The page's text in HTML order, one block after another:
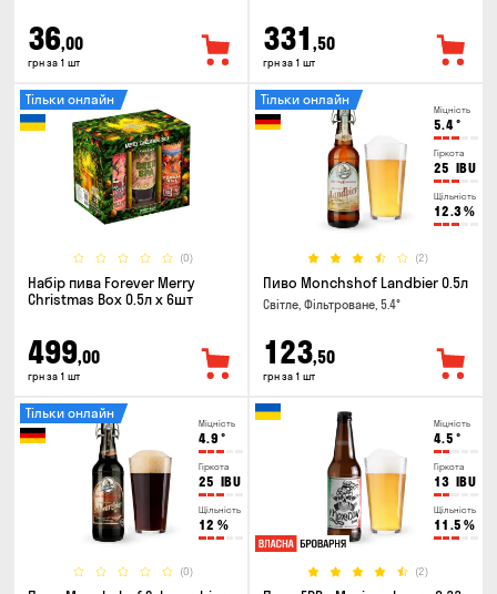
36,00
грн за 1 шт
331 ,50
грн за 1 шт
(0)
Тільки онлайн
Набір пива Forever Merry
Christmas Box 0.5л x 6шт
499,00
грн за 1 шт
Міцність
5.4°
Гіркота
25 IBU
Щільність
12.3%
(2)
Тільки онлайн
Пиво Monchshof Landbier 0.5л
Світле, Фільтроване, 5.4°
123,50
грн за 1 шт
Міцність
4.9 °
Гіркота
25 IBU
Щільність
12 %
(0)
Тільки онлайн
Міцність
4.5 °
Гіркота
13 IBU
Щільність
11.5 %
(2)